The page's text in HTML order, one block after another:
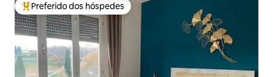
Entre os melhores preferidos dos hóspedes
Preferido dos hóspedes